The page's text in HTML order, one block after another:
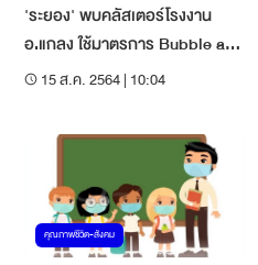
'ระยอง' พบคลัสเตอร์โรงงาน
อ.แกลง ใช้มาตรการ Bubble and
Seal แล้ว
15 ส.ค. 2564 | 10:04
คุณภาพชีวิต-สังคม